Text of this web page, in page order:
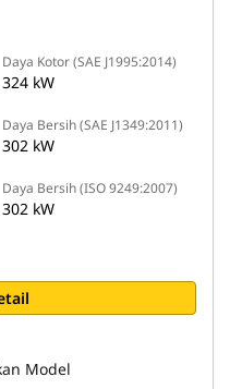
Daya Kotor (SAE J1995:2014)
324 kW
Daya Bersih (SAE J1349:2011)
302 kW
Daya Bersih (ISO 9249:2007)
302 kW
Model